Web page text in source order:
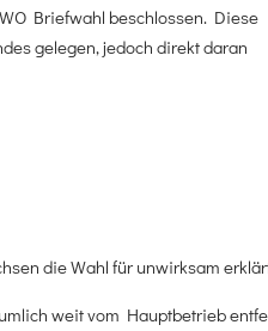
Briefwahl beschlossen. Diese
gelegen, jedoch direkt daran
die Wahl für unwirksam
weit vom Hauptbetrieb